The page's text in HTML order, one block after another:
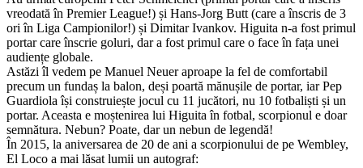
vreodată în Premier League!) și Hans-Jorg Butt (care a înscris de 3
ori în Liga Campionilor!) și Dimitar Ivankov. Higuita n-a fost primul
portar care înscrie goluri, dar a fost primul care o face în fața unei
audiențe globale.
Astăzi îl vedem pe Manuel Neuer aproape la fel de comfortabil
precum un fundaș la balon, deși poartă mănușile de portar, iar Pep
Guardiola își construiește jocul cu 11 jucători, nu 10 fotbaliști și un
portar. Aceasta e moștenirea lui Higuita în fotbal, scorpionul e doar
semnătura. Nebun? Poate, dar un nebun de legendă!
În 2015, la aniversarea de 20 de ani a scorpionului de pe Wembley,
El Loco a mai lăsat lumii un autograf: